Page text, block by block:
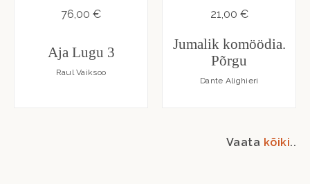
76,00 €
Aja Lugu 3
Raul Vaiksoo
21,00 €
Jumalik komöödia.
Põrgu
Dante Alighieri
Vaata kõiki..